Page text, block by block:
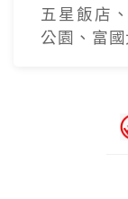
五星飯店
公園、富